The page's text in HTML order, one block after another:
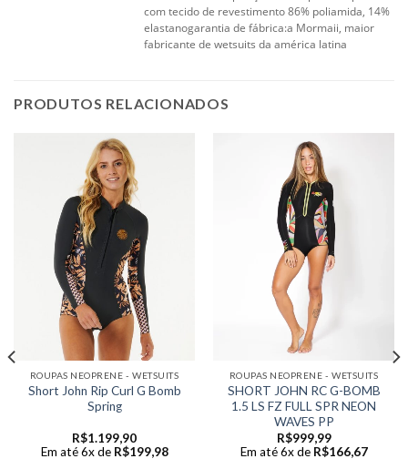
com tecido de revestimento 86% poliamida, 14%
elastanogarantia de fábrica:a Mormaii, maior
fabricante de wetsuits da américa latina
PRODUTOS RELACIONADOS
ROUPAS NEOPRENE - WETSUITS
Short John Rip Curl G Bomb
Spring
R$1.199,90
Em até 6x de R$199,98
ROUPAS NEOPRENE - WETSUITS
SHORT JOHN RC G-BOMB
1.5 LS FZ FULL SPR NEON
WAVES PP
R$999,99
Em até 6x de R$166,67